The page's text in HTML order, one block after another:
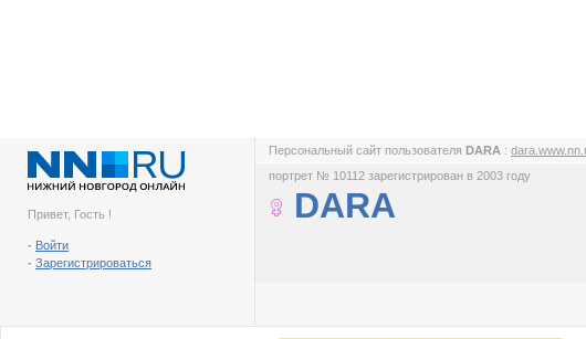
Привет, Гость !
- Войти
- Зарегистрироваться
Персональный сайт пользователя DARA :
портрет № 10112 зарегистрирован в 2003 году
DARA